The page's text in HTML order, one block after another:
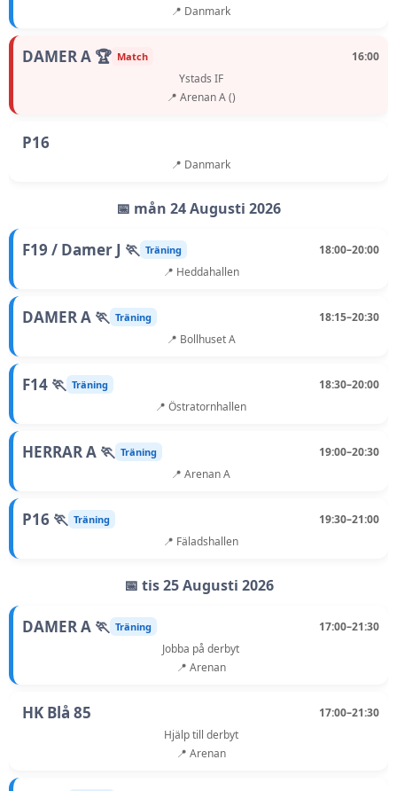
📍 Danmark
DAMER A 🏆 Match
16:00
Ystads IF
📍 Arenan A ()
P16
📍 Danmark
📅 mån 24 Augusti 2026
F19 / Damer J 🏃 Träning
18:00–20:00
📍 Heddahallen
DAMER A 🏃 Träning
18:15–20:30
📍 Bollhuset A
F14 🏃 Träning
18:30–20:00
📍 Östratornhallen
HERRAR A 🏃 Träning
19:00–20:30
📍 Arenan A
P16 🏃 Träning
19:30–21:00
📍 Fäladshallen
📅 tis 25 Augusti 2026
DAMER A 🏃 Träning
17:00–21:30
Jobba på derbyt
📍 Arenan
HK Blå 85
17:00–21:30
Hjälp till derbyt
📍 Arenan